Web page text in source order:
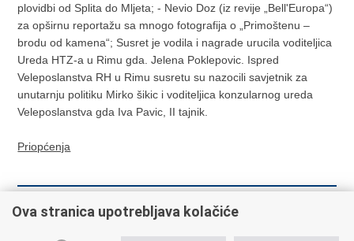
plovidbi od Splita do Mljeta; - Nevio Doz (iz revije „Bell'Europa“)
za opširnu reportažu sa mnogo fotografija o „Primoštenu –
brodu od kamena“; Susret je vodila i nagrade urucila voditeljica
Ureda HTZ-a u Rimu gda. Jelena Poklepovic. Ispred
Veleposlanstva RH u Rimu susretu su nazocili savjetnik za
unutarnju politiku Mirko šikic i voditeljica konzularnog ureda
Veleposlanstva gda Iva Pavic, II tajnik.
Priopćenja
IZBORI HR
34. KONFERENCIJA FAO
Ova stranica upotrebljava kolačiće